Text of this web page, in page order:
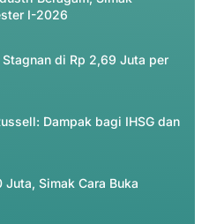
I-2026
di Rp 2,69 Juta per
Dampak bagi IHSG dan
Simak Cara Buka